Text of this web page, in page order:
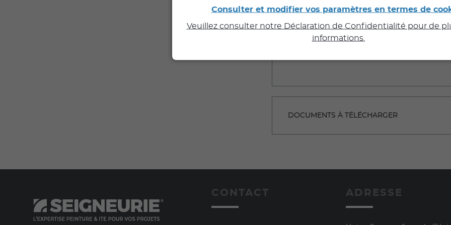
DOCUMENTS À TÉLÉCHARGER
CONTACT ADRESSE
Consulter et modifier vos paramètres en termes de
Veuillez consulter notre Déclaration de Confidentialité pour de
informations.